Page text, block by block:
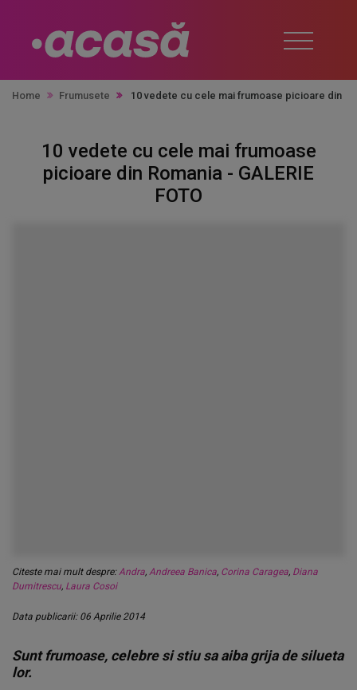
Home Frumusete 10 vedete cu cele mai frumoase picioare din
10 vedete cu cele mai frumoase
picioare din Romania - GALERIE
FOTO
Citeste mai mult despre:Andra, Andreea Banica, Corina Caragea, Diana
Dumitrescu, Laura Cosoi
Data publicarii: 06 Aprilie 2014
Sunt frumoase, celebre si stiu sa aiba grija de silueta
lor.